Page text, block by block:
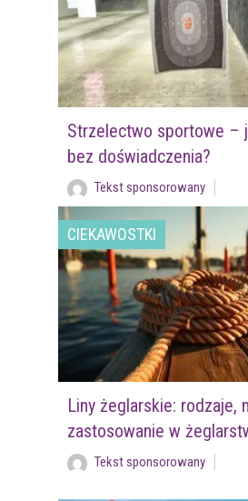
Strzelectwo sportowe –
bez doświadczenia?
Tekst sponsorowany
CIEKAWOSTKI
Liny żeglarskie: rodzaje,
zastosowanie w
Tekst sponsorowany